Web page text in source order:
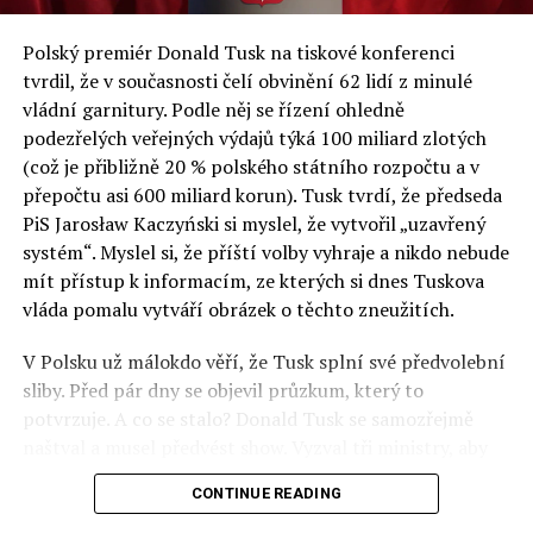
a východní Evropě.
Otázky spojené s vývojem umělé inteligence budou na
fóru AI zvláště diskutovanou oblastí. Fórum AI bude
zahrnovat vyhrazenou tematickou trať skládající se z
panelů, prezentací, workshopů a speciálních akcí.
Budou diskutovány klíčové otázky vlivu umělé
inteligence ve společnosti, ale i v sektoru veřejných a
komerčních služeb. Budou se diskutovat problémy a
výzvy, kterým bude muset trh čelit tváří v tvář zásadním
technologickým změnám. Účastníci fóra také zváží, do
technologií umělé inteligence v mnoha oblastech života
umožní Evropské unii obnovit konkurenceschopnost ve
vztahu ke globálním ekonomikám a nutnosti zajistit
Polský premiér Donald Tusk na tiskové konferenci
tvrdil, že v současnosti čelí obvinění 62 lidí z minulé
vládní garnitury. Podle něj se řízení ohledně
podezřelých veřejných výdajů týká 100 miliard zlotých
(což je přibližně 20 % polského státního rozpočtu a v
přepočtu asi 600 miliard korun). Tusk tvrdí, že předseda
PiS Jarosław Kaczyński si myslel, že vytvořil „uzavřený
systém“. Myslel si, že příští volby vyhraje a nikdo nebude
mít přístup k informacím, ze kterých si dnes Tuskova
vláda pomalu vytváří obrázek o těchto zneužitích.
V Polsku už málokdo věří, že Tusk splní své předvolební
sliby. Před pár dny se objevil průzkum, který to
potvrzuje. A co se stalo? Donald Tusk se samozřejmě
před kamerami podepsali dohodu o stíhání členů PiS, a
ti poslušně ono divadlo předvedli. Andrzej Domański
CONTINUE READING